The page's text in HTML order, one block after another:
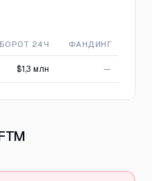
24Ч ФАНДИНГ
$1,3 млн —